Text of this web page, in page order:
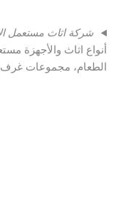
شركة اثاث مستعمل
أنواع اثاث والأجهزة
الطعام، مجموعات غرف